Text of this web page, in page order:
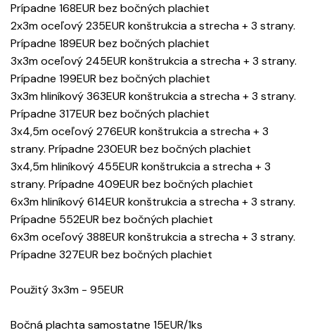
Prípadne 168EUR bez bočných plachiet
2x3m oceľový 235EUR konštrukcia a strecha + 3 strany.
Prípadne 189EUR bez bočných plachiet
3x3m oceľový 245EUR konštrukcia a strecha + 3 strany.
Prípadne 199EUR bez bočných plachiet
3x3m hliníkový 363EUR konštrukcia a strecha + 3 strany.
Prípadne 317EUR bez bočných plachiet
3x4,5m oceľový 276EUR konštrukcia a strecha + 3
strany. Prípadne 230EUR bez bočných plachiet
3x4,5m hliníkový 455EUR konštrukcia a strecha + 3
strany. Prípadne 409EUR bez bočných plachiet
6x3m hliníkový 614EUR konštrukcia a strecha + 3 strany.
Prípadne 552EUR bez bočných plachiet
6x3m oceľový 388EUR konštrukcia a strecha + 3 strany.
Prípadne 327EUR bez bočných plachiet
Použitý 3x3m - 95EUR
Bočná plachta samostatne 15EUR/1ks